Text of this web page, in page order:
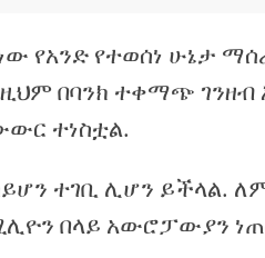
የአንድ የተወሰነ ሁኔታ
በባንክ ተቀማጭ
ተነስቷል.
ተገቢ ሊሆን ይችላል.
በላይ አውሮፓውያን